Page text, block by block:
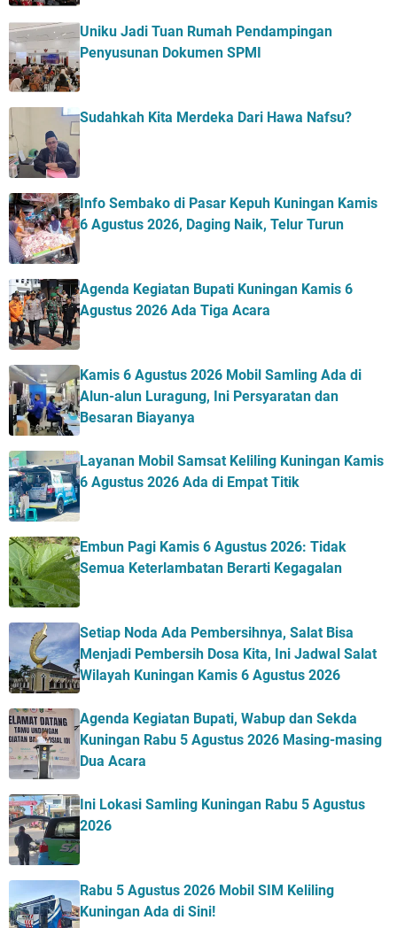
Kuningan Kamis 6 Agustus 2026
Agenda Kegiatan Bupati, Wabup dan Sekda Kuningan
Sangat Seru
Uniku Jadi Tuan Rumah Pendampingan
Penyusunan Dokumen SPMI
Sudahkah Kita Merdeka Dari Hawa Nafsu?
Info Sembako di Pasar Kepuh Kuningan Kamis
6 Agustus 2026, Daging Naik, Telur Turun
Agenda Kegiatan Bupati Kuningan Kamis 6
Agustus 2026 Ada Tiga Acara
Kamis 6 Agustus 2026 Mobil Samling Ada di
Alun-alun Luragung, Ini Persyaratan dan
Besaran Biayanya
Layanan Mobil Samsat Keliling Kuningan Kamis
6 Agustus 2026 Ada di Empat Titik
Embun Pagi Kamis 6 Agustus 2026: Tidak
Semua Keterlambatan Berarti Kegagalan
Setiap Noda Ada Pembersihnya, Salat Bisa
Menjadi Pembersih Dosa Kita, Ini Jadwal Salat
Wilayah Kuningan Kamis 6 Agustus 2026
Agenda Kegiatan Bupati, Wabup dan Sekda
Kuningan Rabu 5 Agustus 2026 Masing-masing
Dua Acara
Ini Lokasi Samling Kuningan Rabu 5 Agustus
2026
Rabu 5 Agustus 2026 Mobil SIM Keliling
Kuningan Ada di Sini!